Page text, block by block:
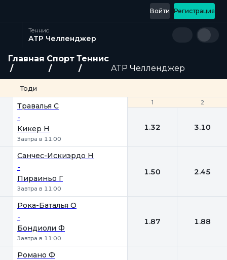
Регистрация
Войти
Теннис
ATP Челленджер
Главная Спорт Теннис
ATP Челленджер
Тоди
1 2
Травалья С
-
Кикер Н
Завтра в 11:00
1 2
1.32 3.10
Санчес-Искиэрдо Н
-
Пираиньо Г
Завтра в 11:00
1.50 2.45
Рока-Баталья О
-
Бондиоли Ф
Завтра в 11:00
1.87 1.88
Романо Ф